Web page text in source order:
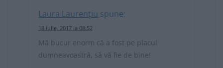
Laura Laurențiu spune:
18 iulie, 2017 la 08:52
Mă bucur enorm că a fost pe placul
dumneavoastră, să vă fie de bine!